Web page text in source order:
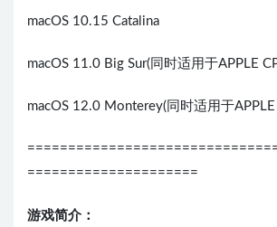
macOS 10.15 Catalina
macOS 11.0 Big Sur(同时适用于APPLE
macOS 12.0 Monterey(同时适用于APPLE
=====================
游戏简介：